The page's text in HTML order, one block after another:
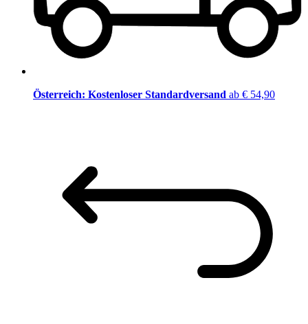
Österreich: Kostenloser Standardversand ab € 54,90